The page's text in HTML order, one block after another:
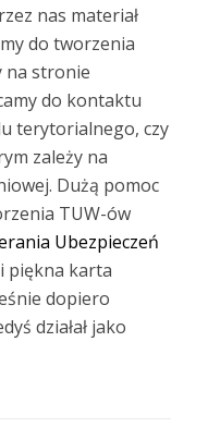
nas materiał
do tworzenia
na stronie
do kontaktu
terytorialnego, czy
zależy na
Dużą pomoc
TUW-ów
Ubezpieczeń
piękna karta
dopiero
działał jako